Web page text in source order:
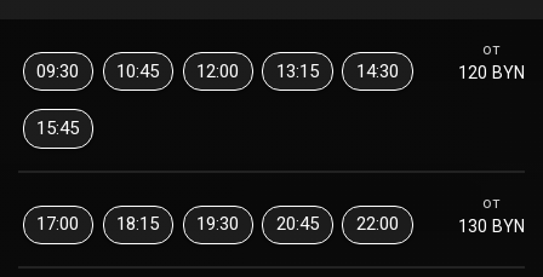
от
120 BYN
09:30 10:45 12:00 13:15 14:30
15:45
от
130 BYN
17:00 18:15 19:30 20:45 22:00